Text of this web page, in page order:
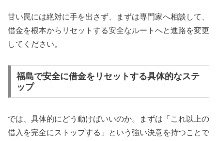
甘い罠には絶対に手を出さず、まずは専門家へ相談して、
借金を根本からリセットする安全なルートへと進路を変更
してください。
福島で安全に借金をリセットする具体的なステ
ップ
では、具体的にどう動けばいいのか。まずは「これ以上の
借入を完全にストップする」という強い決意を持つことで